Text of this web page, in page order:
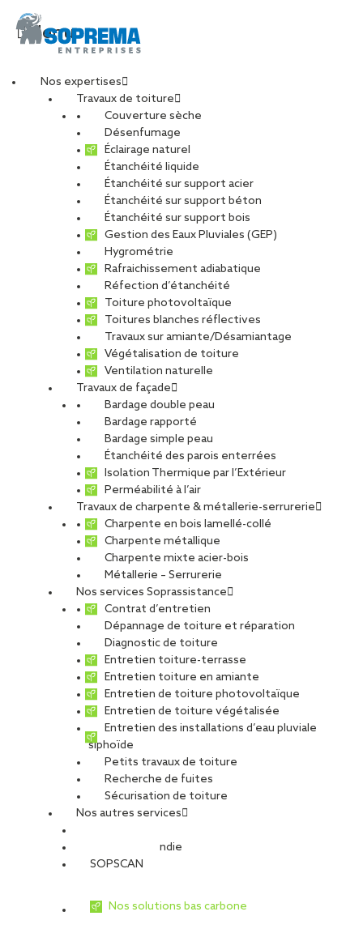
Menu
Nos expertises
Travaux de toiture
Couverture sèche
Désenfumage
Éclairage naturel
Étanchéité liquide
Étanchéité sur support acier
Étanchéité sur support béton
Étanchéité sur support bois
Gestion des Eaux Pluviales (GEP)
Hygrométrie
Rafraichissement adiabatique
Réfection d’étanchéité
Toiture photovoltaïque
Toitures blanches réflectives
Travaux sur amiante/Désamiantage
Végétalisation de toiture
Ventilation naturelle
Travaux de façade
Bardage double peau
Bardage rapporté
Bardage simple peau
Étanchéité des parois enterrées
Isolation Thermique par l’Extérieur
Perméabilité à l’air
Travaux de charpente & métallerie-serrurerie
Charpente en bois lamellé-collé
Charpente métallique
Charpente mixte acier-bois
Métallerie – Serrurerie
Nos services Soprassistance
Contrat d’entretien
Dépannage de toiture et réparation
Diagnostic de toiture
Entretien toiture-terrasse
Entretien toiture en amiante
Entretien de toiture photovoltaïque
Entretien de toiture végétalisée
Entretien des installations d’eau pluviale
siphoïde
Petits travaux de toiture
Recherche de fuites
Sécurisation de toiture
Nos autres services
Sécurité Incendie
SOPSCAN
Nos solutions bas carbone
entretien-toiture (2)
PARTAGER
16 décembre 2025